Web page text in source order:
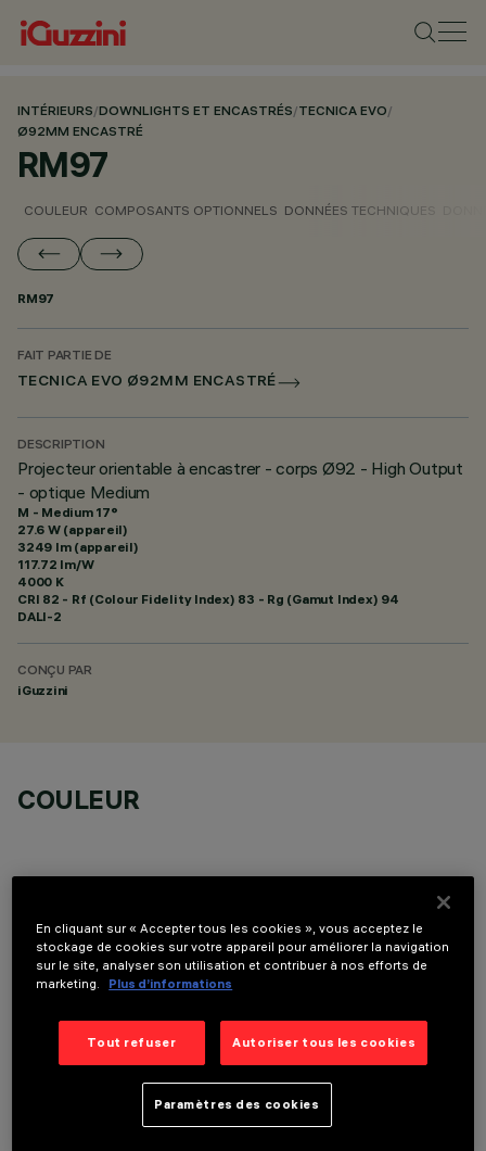
INTÉRIEURS/DOWNLIGHTS ET ENCASTRÉS/TECNICA EVO/
Ø92MM ENCASTRÉ
RM97
COULEUR COMPOSANTS OPTIONNELS DONNÉES TECHNIQUES
RM97
FAIT PARTIE DE
TECNICA EVO Ø92MM ENCASTRÉ
DESCRIPTION
Projecteur orientable à encastrer - corps Ø92 - High Output
- optique Medium
M - Medium 17°
27.6 W (appareil)
3249 lm (appareil)
117.72 lm/W
4000 K
CRI 82 - Rf (Colour Fidelity Index) 83 - Rg (Gamut Index) 94
DALI-2
CONÇU PAR
iGuzzini
COULEUR
COMPOSANTS OPTIONNELS
DONNÉES TECHNIQUES
En cliquant sur « Accepter tous les cookies », vous acceptez le
stockage de cookies sur votre appareil pour améliorer la navigation
sur le site, analyser son utilisation et contribuer à nos efforts de
marketing.
Plus d’informations
Tout refuser Autoriser tous les cookies
Paramètres des cookies